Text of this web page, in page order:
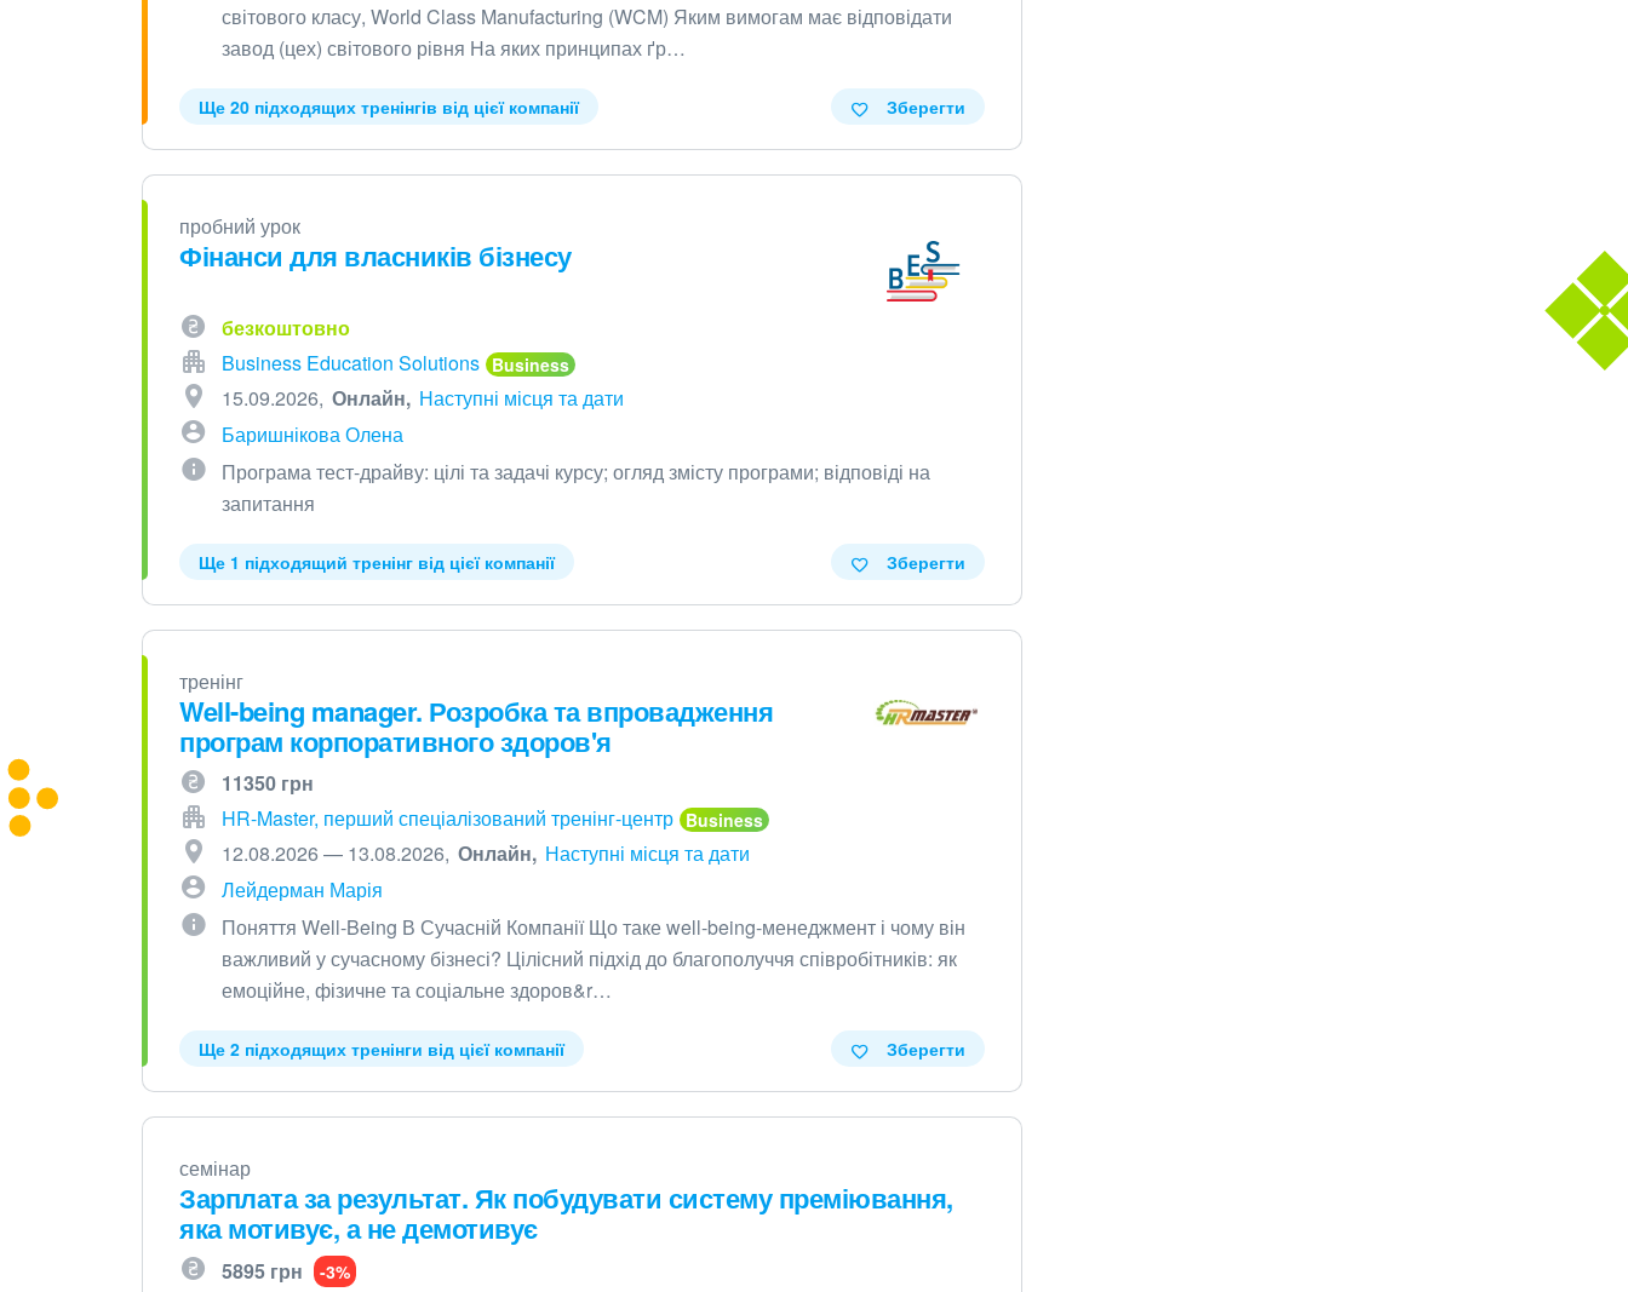
світового класу, World Class Manufacturing (WCM) Яким вимогам має відповідати
завод (цех) світового рівня На яких принципах ґр…
Ще 20 підходящих тренінгів від цієї компанії Зберегти
пробний урок
Фінанси для власників бізнесу
безкоштовно
Business Education Solutions
15.09.2026 Онлайн Наступні місця та дати
Баришнікова Олена
Програма тест-драйву: цілі та задачі курсу; огляд змісту програми; відповіді на
запитання
Ще 1 підходящий тренінг від цієї компанії Зберегти
тренінг
Well-being manager. Розробка та впровадження
програм корпоративного здоров'я
11350 грн
HR-Master, перший спеціалізований тренінг-центр
12.08.2026 — 13.08.2026 Онлайн Наступні місця та дати
Лейдерман Марія
Поняття Well-Being В Сучасній Компанії Що таке well-being-менеджмент і чому він
важливий у сучасному бізнесі? Цілісний підхід до благополуччя співробітників: як
емоційне, фізичне та соціальне здоров&r…
Ще 2 підходящих тренінги від цієї компанії Зберегти
семінар
Зарплата за результат. Як побудувати систему преміювання,
яка мотивує, а не демотивує
5895 грн -3%